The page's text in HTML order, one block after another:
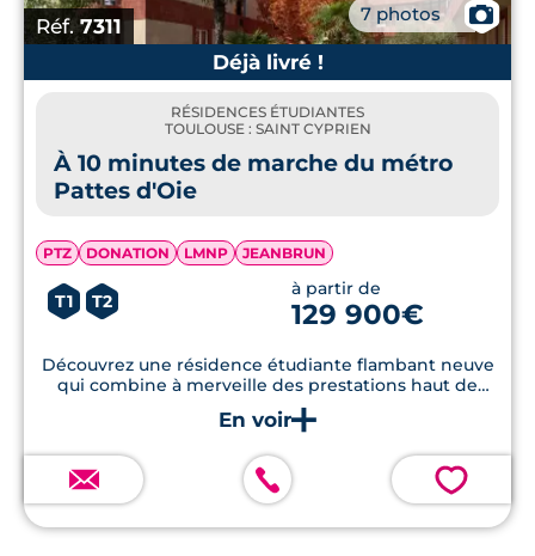
Réf.7311 7 photos
📷
Déjà livré !
RÉSIDENCES ÉTUDIANTES
TOULOUSE : SAINT CYPRIEN
À 10 minutes de marche du métro
Pattes d'Oie
PTZ DONATION LMNP JEANBRUN
T1 T2
à partir de
129 900€
Découvrez une résidence étudiante flambant neuve
qui combine à merveille des prestations haut de
gamme, un espace vert commun soigneusement
aménagé, ainsi qu'une salle de sport, le tout situé à
💗